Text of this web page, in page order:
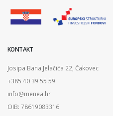
KONTAKT
Josipa Bana Jelačića 22, Čakovec
+385 40 39 55 59
info@menea.hr
OIB: 78619083316